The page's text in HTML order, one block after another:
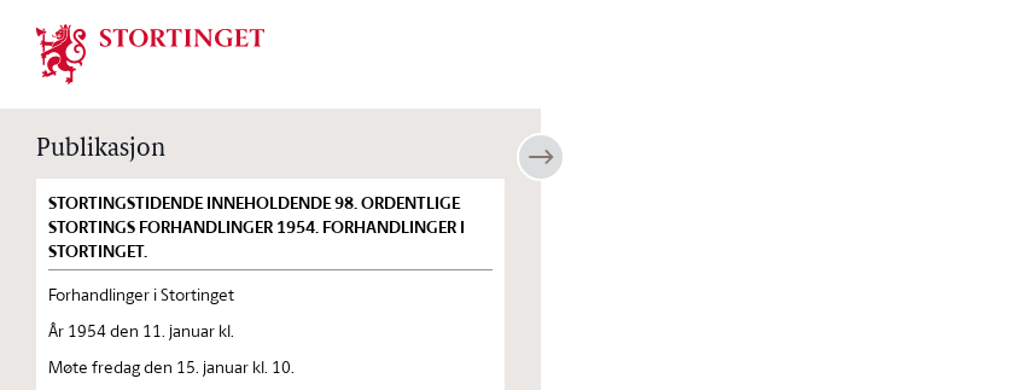
Stortinget.no
Publikasjon
STORTINGSTIDENDE INNEHOLDENDE 98. ORDENTLIGE
STORTINGS FORHANDLINGER 1954. FORHANDLINGER I
STORTINGET.
Forhandlinger i Stortinget
År 1954 den 11. januar kl.
Møte fredag den 15. januar kl. 10.